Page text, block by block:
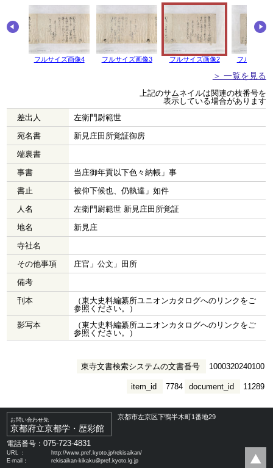
フルサイズ画像4 フルサイズ画像3 フルサイズ画像2 フルサイズ
＞ 一覧を見る
上記のサムネイルは関連の枝番号を
表示している場合があります
差出人
左衛門尉範世
宛名書
新見庄田所覚証御房
端裏書
事書
当庄御年貢以下色々納帳」事
書止
被仰下候也、仍執達」如件
人名
左衛門尉範世 新見庄田所覚証
地名
新見庄
寺社名
その他事項
庄官」公文」田所
備考
刊本
（東大史料編纂所ユニオンカタログへのリンクをご
参照ください。）
影写本
（東大史料編纂所ユニオンカタログへのリンクをご
参照ください。）
東寺文書検索システムの文書番号 1000320240100
document_id 11289
item_id 7784
お問い合わせ先
京都府立京都学・歴彩館
京都市左京区下鴨半木町1番地29
電話番号：075-723-4831
URL ：
http://www.pref.kyoto.jp/rekisaikan/
E-mail：
rekisaikan-kikaku@pref.kyoto.lg.jp